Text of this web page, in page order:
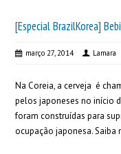
[Especial BrazilKorea]
março 27, 2014 Lamara
Na Coreia, a cerveja é
pelos japoneses no início
foram construídas para
ocupação japonesa. Saiba